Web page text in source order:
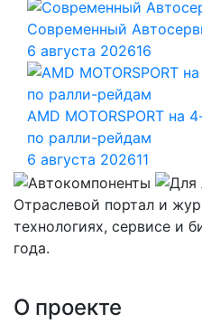
Современный
6 августа 202616
AMD MOTORSPORT на
по ралли-рейдам
6 августа 202611
Отраслевой портал и
технологиях, сервисе и
года.
О проекте